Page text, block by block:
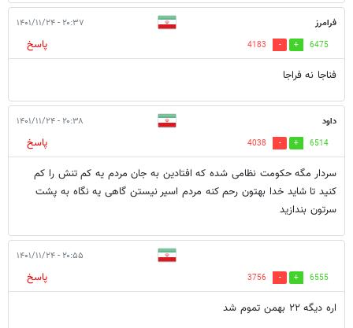
فرامرز ۲۰:۳۷ - ۱۴۰۱/۱۱/۲۴
6475
4183
پاسخ
فناجا نه فراجا
داود ۲۰:۳۸ - ۱۴۰۱/۱۱/۲۴
6514
4038
پاسخ
سردار مگه حکومت نظامی شده که افتادین به جان مردم یه کم تنش را کم
کنید تا شاید خدا بهتون رحم کنه مردم اسیر نیستن گاهی یه نگاه به پشت
سرتون بندازید
۲۰:۵۵ - ۱۴۰۱/۱۱/۲۴
6555
3756
پاسخ
اره دیگه ۲۲ بهمن تموم شد